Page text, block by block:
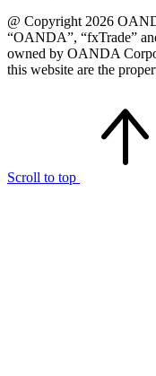
@ Copyright 2026
“OANDA”, “fxTrade”
owned by OANDA
this website are the
Scroll to top